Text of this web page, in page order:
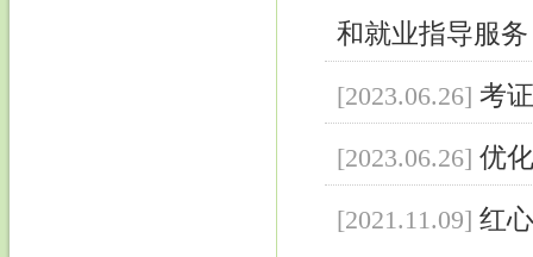
和就业指导服务
[2023.06.26] 考
[2023.06.26] 优
[2021.11.09] 红